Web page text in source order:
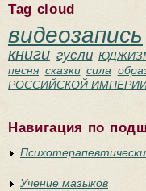
Tag cloud
видеозапись
книги гусли
песня сказки сила
РОССИЙСКОЙ
Навигация по
Учение мазыков